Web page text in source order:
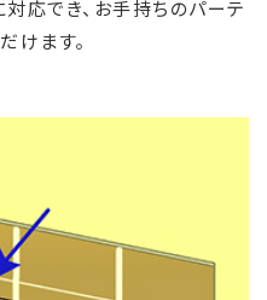
応でき、お手持ちのパーテ
けます。